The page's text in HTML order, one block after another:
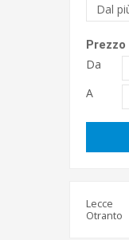
Prezzo
Da
A
Lecce
Otranto